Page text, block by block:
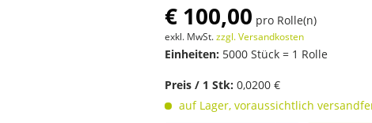
€ 100,00 pro Rolle(n)
exkl. MwSt.zzgl. Versandkosten
Einheiten: 5000 Stück = 1 Rolle
Preis / 1 Stk: 0,0200 €
auf Lager, voraussichtlich